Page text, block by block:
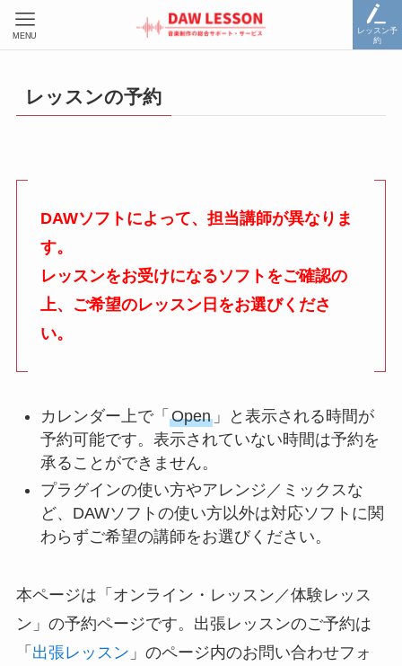
レッスン予
約
MENU
レッスンの予約
DAWソフトによって、担当講師が異なりま
す。
レッスンをお受けになるソフトをご確認の
上、ご希望のレッスン日をお選びくださ
い。
カレンダー上で「 Open」と表示される時間が
予約可能です。表示されていない時間は予約を
承ることができません。
プラグインの使い方やアレンジ／ミックスな
ど、DAWソフトの使い方以外は対応ソフトに関
わらずご希望の講師をお選びください。
本ページは「オンライン・レッスン／体験レッス
ン」の予約ページです。出張レッスンのご予約は
「 出張レッスン 」のページ内のお問い合わせフォ